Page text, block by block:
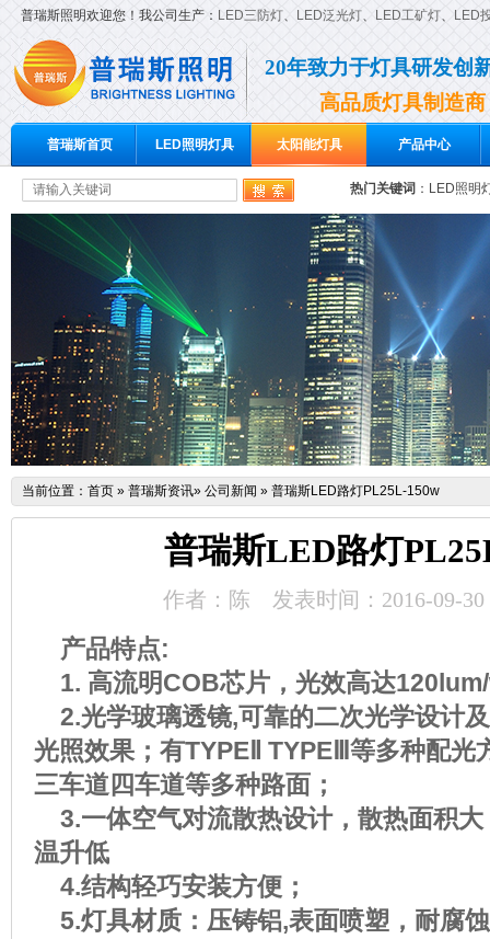
普瑞斯照明欢迎您！我公司生产： LED三防灯、 LED泛光灯、 LED工矿灯、 LED
20年致力于灯具研发创
高品质灯具制造商
普瑞斯首页 LED照明灯具 太阳能灯具 产品中心
热门关键词 ： LED照明
当前位置： 首页 » 普瑞斯资讯» 公司新闻 » 普瑞斯LED路灯PL25L-150w
普瑞斯LED路灯
作者：陈 发表时间：2016-09-30
产品特点:
1. 高流明COB芯片，光效高达
2.光学玻璃透镜,可靠的二次光学设计
光照效果 ； 有TYPE TYPE Ⅲ等多种配
三车道四车道等多种路面；
3.一体空气对流散热设计，散热面积
温升低
4.结构轻巧安装方便；
5.灯具材质：压铸铝,表面喷塑，耐腐